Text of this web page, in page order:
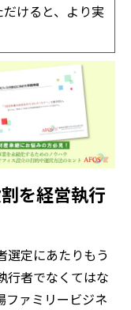
けると、より実
を経営執行
選定にあたりもう
行者でなくてはな
ファミリービジネ